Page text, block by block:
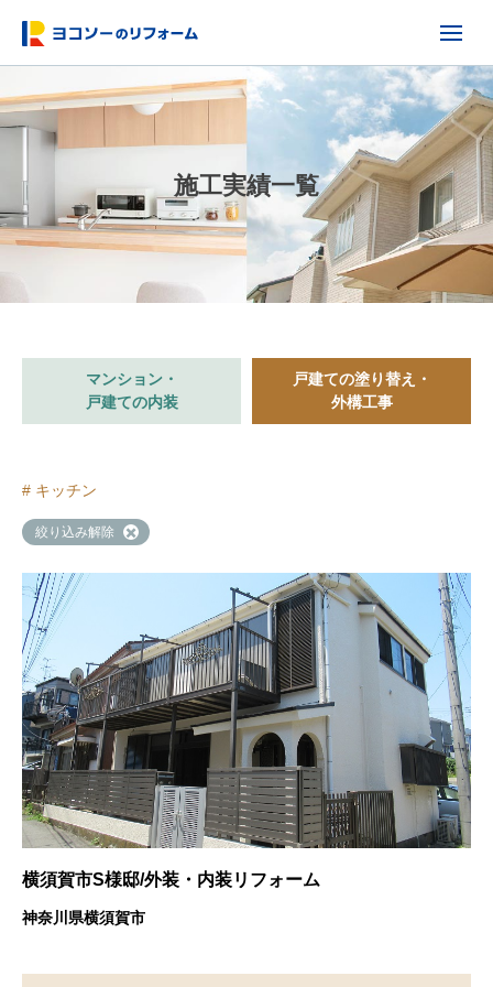
施工実績一覧
マンション・
戸建ての内装
戸建ての塗り替え・
外構工事
# キッチン
絞り込み解除
横須賀市S様邸/外装・内装リフォーム
神奈川県横須賀市